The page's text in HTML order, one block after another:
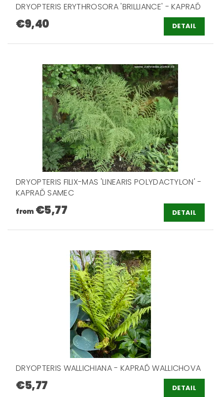
DRYOPTERIS ERYTHROSORA 'BRILLIANCE' - KAPRAĎ
€9,40 DETAIL
DRYOPTERIS FILIX-MAS 'LINEARIS POLYDACTYLON' -
KAPRAĎ SAMEC
from €5,77 DETAIL
DRYOPTERIS WALLICHIANA - KAPRAĎ WALLICHOVA
€5,77 DETAIL